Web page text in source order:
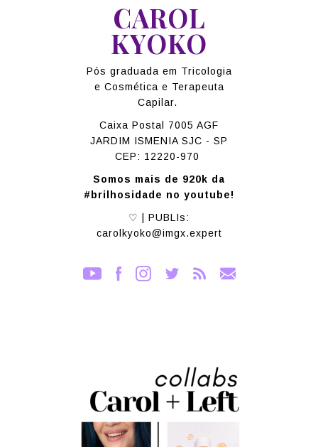
CAROL
KYOKO
Pós graduada em Tricologia
e Cosmética e Terapeuta
Capilar.
Caixa Postal 7005 AGF
JARDIM ISMENIA SJC - SP
CEP: 12220-970
Somos mais de 920k da
#brilhosidade no youtube!
♡ | PUBLIs:
carolkyoko@imgx.expert